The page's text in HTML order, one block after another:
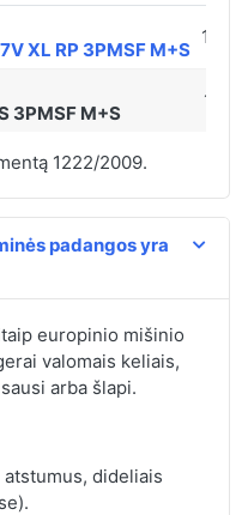
XL RP 3PMSF M+S
3PMSF M+S
1222/2009.
padangos yra
europinio mišinio
valomais keliais,
arba šlapi.
dideliais